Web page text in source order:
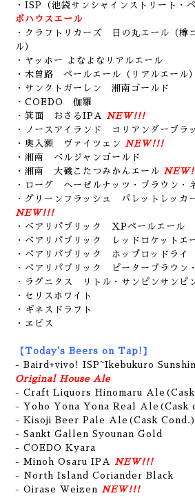
・ISP（池袋サンシャインストリート・
ボハウスエール
・クラフトリカーズ 日の丸エール（樽
ル）
・ヤッホー よなよなリアルエール
・木曽路 ペールエール（リアルエール）
・サンクトガーレン 湘南ゴールド
・COEDO 伽羅
・箕面 おさるIPA
NEW!!!
・ノースアイランド コリアンダーブラ
・奥入瀬 ヴァイツェン
NEW!!!
・湘南 ベルジャンゴールド
・湘南 大磯こたつみかんエール
・ローグ ヘーゼルナッツ・ブラウン・
・グリーンフラッシュ パレットレッカ
NEW!!!
・ベアリパブリック XPペールエール
・ベアリパブリック レッドロケットエ
・ベアリパブリック ホップロッドライ
・ベアリパブリック ピーターブラウン
・ラグニタス リトル・サンピンサンピ
・セリスホワイト
・ギネスドラフト
・ヱビス
【Today's Beers on Tap!】
- Baird+vivo! ISP~Ikebukuro
Original House Ale
- Craft Liquors Hinomaru Ale(Cask
- Yoho Yona Yona Real Ale(Cask
- Kisoji Beer Pale Ale(Cask Cond.)
- Sankt Gallen Syounan Gold
- COEDO Kyara
- Minoh Osaru IPA
NEW!!!
- North Island Coriander Black
- Oirase Weizen
NEW!!!